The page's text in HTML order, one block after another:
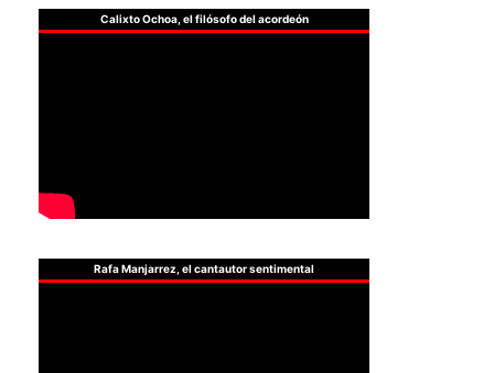
Calixto Ochoa, el filósofo del acordeón
Rafa Manjarrez, el cantautor sentimental